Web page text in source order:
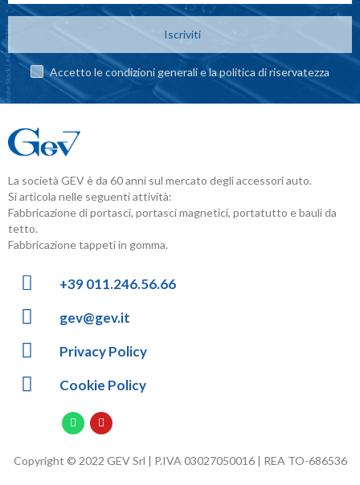
Iscriviti
Accetto le condizioni generali e la politica di riservatezza
La società GEV è da 60 anni sul mercato degli accessori auto.
Si articola nelle seguenti attività:
Fabbricazione di portasci, portasci magnetici, portatutto e bauli da
tetto.
Fabbricazione tappeti in gomma.
+39 011.246.56.66
gev@gev.it
Privacy Policy
Cookie Policy
Copyright © 2022 GEV Srl | P.IVA 03027050016 | REA TO-686536